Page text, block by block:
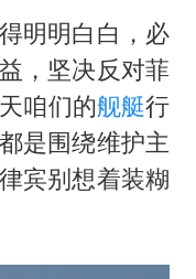
明明白白，必
，坚决反对菲
咱们的舰艇行
是围绕维护主
宾别想着装糊